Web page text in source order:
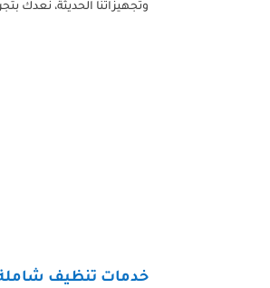
وتجهيزاتنا الحديثة، نعدك
خدمات تنظيف